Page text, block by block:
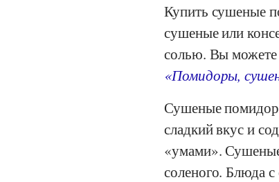
Купить сушеные
сушеные или
солью. Вы можете
«Помидоры,
Сушеные
сладкий вкус и
«умами».
соленого. Блюда